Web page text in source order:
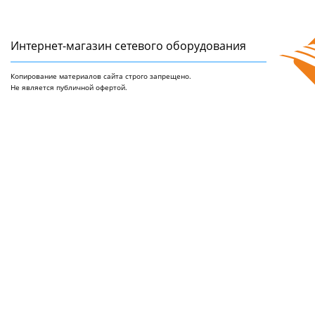
Интернет-магазин сетeвого оборудования
Копирование материалов сайта строго запрещено.
Не является публичной офертой.